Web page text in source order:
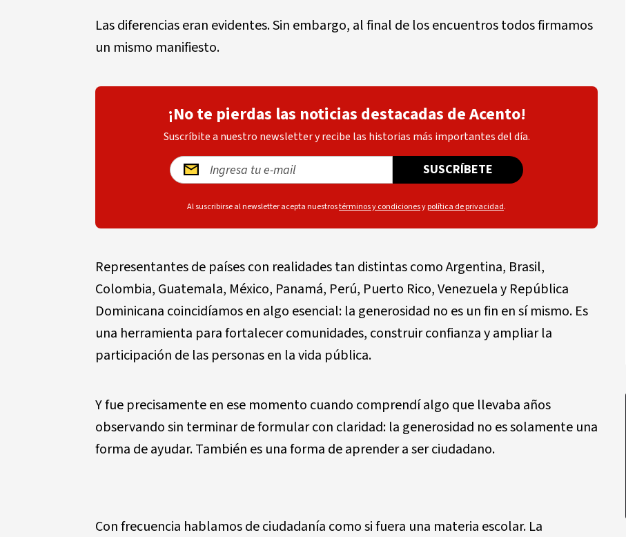
Las diferencias eran evidentes. Sin embargo, al final de los encuentros todos firmamos
un mismo manifiesto.
¡No te pierdas las noticias destacadas de Acento!
Suscríbite a nuestro newsletter y recibe las historias más importantes del día.
SUSCRÍBETE
Al suscribirse al newsletter acepta nuestrostérminos y condicionesypolítica de privacidad.
Representantes de países con realidades tan distintas como Argentina, Brasil,
Colombia, Guatemala, México, Panamá, Perú, Puerto Rico, Venezuela y República
Dominicana coincidíamos en algo esencial: la generosidad no es un fin en sí mismo. Es
una herramienta para fortalecer comunidades, construir confianza y ampliar la
participación de las personas en la vida pública.
Y fue precisamente en ese momento cuando comprendí algo que llevaba años
observando sin terminar de formular con claridad: la generosidad no es solamente una
forma de ayudar. También es una forma de aprender a ser ciudadano.
Con frecuencia hablamos de ciudadanía como si fuera una materia escolar. La